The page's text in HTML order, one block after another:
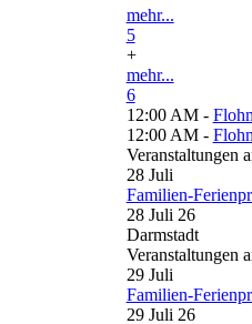
mehr...
5
+
mehr...
6
12:00 AM -
12:00 AM -
Veranstaltungen
28 Juli
Familien-
28 Juli 26
Darmstadt
Veranstaltungen
29 Juli
Familien-
29 Juli 26